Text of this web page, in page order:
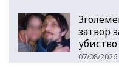
затвор
07/08/2026